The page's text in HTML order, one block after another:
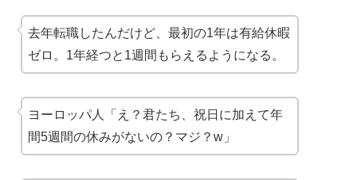
去年転職したんだけど、最初の1年は有給休暇
ゼロ。1年経つと1週間もらえるようになる。
ヨーロッパ人「え？君たち、祝日に加えて年
間5週間の休みがないの？マジ？w」